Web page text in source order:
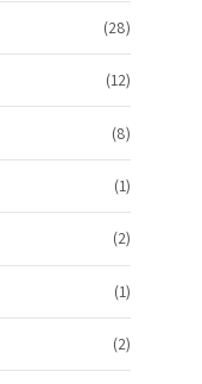
(28)
(12)
(8)
(1)
(2)
(1)
(2)